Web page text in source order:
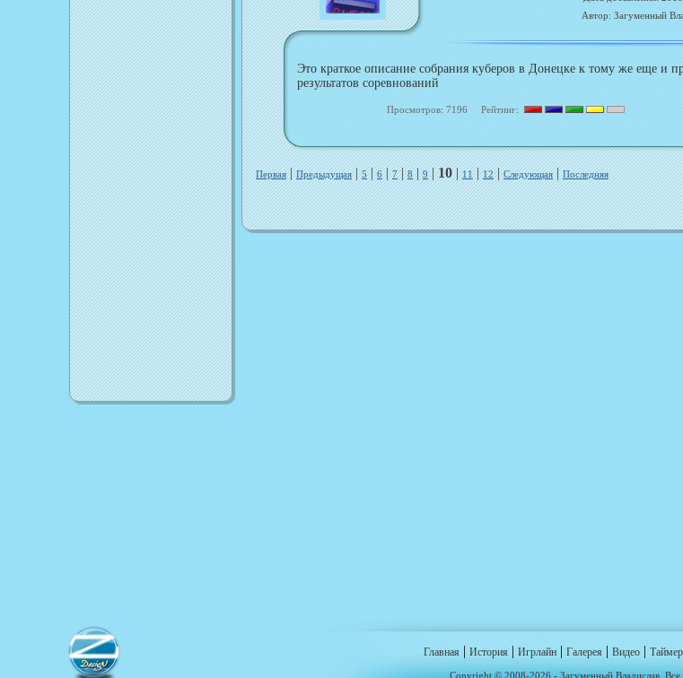
Автор: Загуменный
Это краткое описание собрания куберов в Донецке к тому же еще и
результатов соревнований
Просмотров: 7196 Рейтинг:
Первая|Предыдущая|5|6|7|8|9|10|11|12|Следующая|Последняя
Главная | История | Игрлайн | Галерея | Видео | Таймер
Copyright © 2008-2026 - Загуменный Владислав. Все